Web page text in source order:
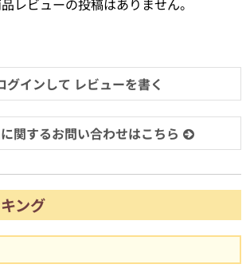
グインして レビューを書く
関するお問い合わせはこちら
ング